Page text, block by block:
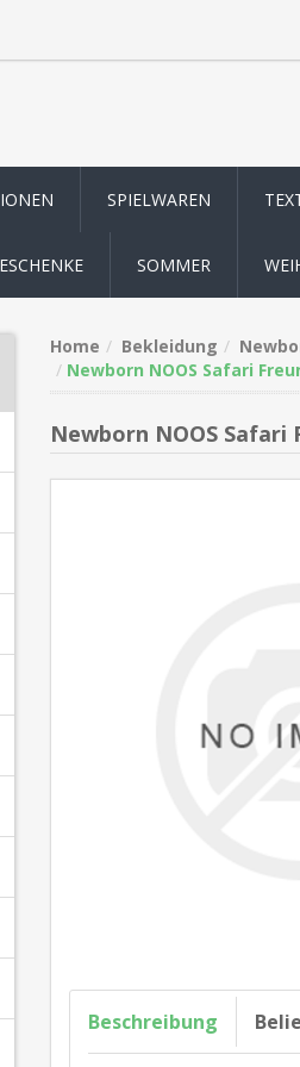
SPIELWAREN
SOMMER
Home Bekleidung
Newborn NOOS Safari
Newborn NOOS
Beschreibung